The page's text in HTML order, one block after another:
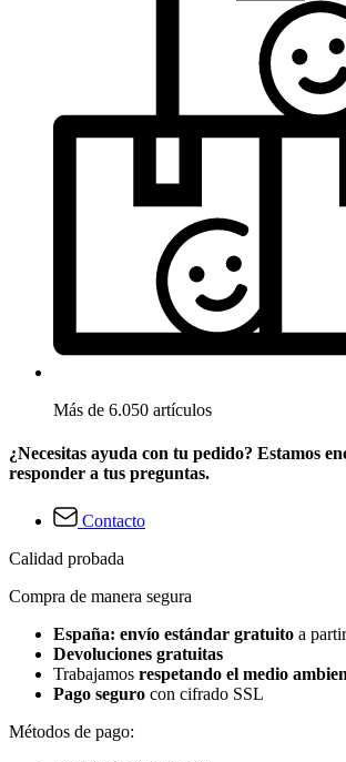
Más de 6.050 artículos
¿Necesitas ayuda con tu pedido? Estamos
responder a tus preguntas.
Contacto
Calidad probada
Compra de manera segura
España: envío estándar gratuito a
Devoluciones gratuitas
Trabajamos respetando el medio
Pago seguro con cifrado SSL
Métodos de pago: